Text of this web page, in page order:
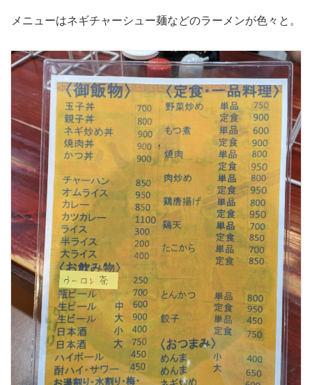
メニューはネギチャーシュー麺などのラーメンが色々と。